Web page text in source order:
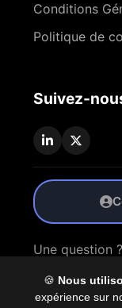
🍪 Nous
expérience sur
Conditions
Politique de
Suivez-
Une question